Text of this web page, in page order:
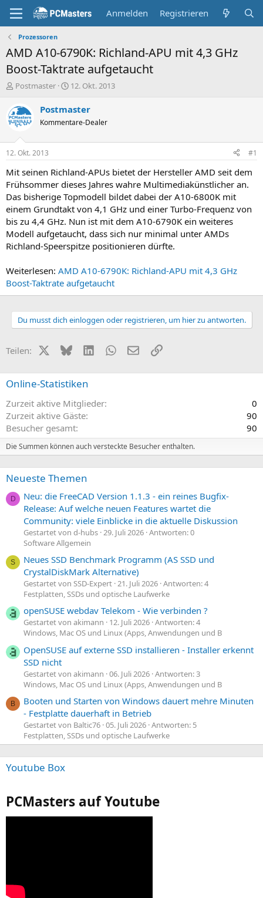
Anmelden Registrieren
Prozessoren
AMD A10-6790K: Richland-APU mit 4,3 GHz
Boost-Taktrate aufgetaucht
E
s
t
e
e
r
Postmaster
E
s
e
t
a
12. Okt. 2013
Postmaster
Kommentare-Dealer
12. Okt. 2013 #1
Mit seinen Richland-APUs bietet der Hersteller AMD seit dem
Frühsommer dieses Jahres wahre Multimediakünstlicher an.
Das bisherige Topmodell bildet dabei der A10-6800K mit
einem Grundtakt von 4,1 GHz und einer Turbo-Frequenz von
bis zu 4,4 GHz. Nun ist mit dem A10-6790K ein weiteres
Modell aufgetaucht, dass sich nur minimal unter AMDs
Richland-Speerspitze positionieren dürfte.
Weiterlesen: AMD A10-6790K: Richland-APU mit 4,3 GHz
Boost-Taktrate aufgetaucht
Du musst dich einloggen oder registrieren, um hier zu antworten.
Teilen: X (Twitter)
BlueskyLinkedInWhatsApp
E-MailLink
Online-Statistiken
Zurzeit aktive Mitglieder
0
Zurzeit aktive Gäste
90
Besucher gesamt
90
Die Summen können auch versteckte Besucher enthalten.
Neueste Themen
D
Neu: die FreeCAD Version 1.1.3 - ein reines Bugfix-
Release: Auf welche neuen Features wartet die
Community: viele Einblicke in die aktuelle Diskussion
Gestartet von d-hubs 29. Juli 2026 Antworten: 0
Software Allgemein
S
Neues SSD Benchmark Programm (AS SSD und
CrystalDiskMark Alternative)
Gestartet von SSD-Expert 21. Juli 2026 Antworten: 4
Festplatten, SSDs und optische Laufwerke
openSUSE webdav Telekom - Wie verbinden ?
Gestartet von akimann 12. Juli 2026 Antworten: 4
Windows, Mac OS und Linux (Apps, Anwendungen und B
OpenSUSE auf externe SSD installieren - Installer erkennt
SSD nicht
Gestartet von akimann 06. Juli 2026 Antworten: 3
Windows, Mac OS und Linux (Apps, Anwendungen und B
B
Booten und Starten von Windows dauert mehre Minuten
- Festplatte dauerhaft in Betrieb
Gestartet von Baltic76 05. Juli 2026 Antworten: 5
Festplatten, SSDs und optische Laufwerke
Youtube Box
PCMasters auf Youtube